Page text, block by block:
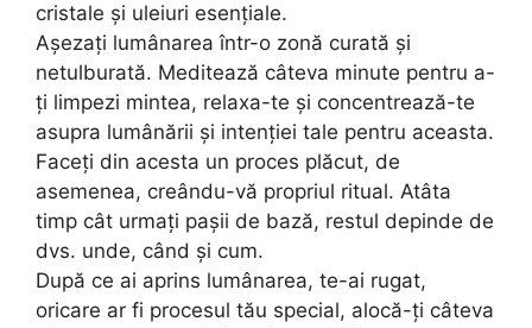
cristale și uleiuri esențiale.
Așezați lumânarea într-o zonă curată și
netulburată. Meditează câteva minute pentru a-
ți limpezi mintea, relaxa-te și concentrează-te
asupra lumânării și intenției tale pentru aceasta.
Faceți din acesta un proces plăcut, de
asemenea, creându-vă propriul ritual. Atâta
timp cât urmați pașii de bază, restul depinde de
dvs. unde, când și cum.
După ce ai aprins lumânarea, te-ai rugat,
oricare ar fi procesul tău special, alocă-ți câteva